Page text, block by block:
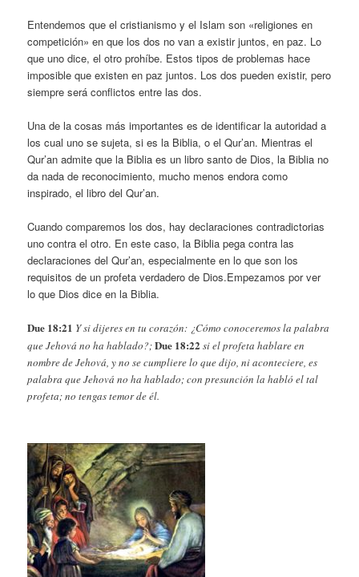
Entendemos que el cristianismo y el Islam son «religiones en
competición» en que los dos no van a existir juntos, en paz. Lo
que uno dice, el otro prohíbe. Estos tipos de problemas hace
imposible que existen en paz juntos. Los dos pueden existir, pero
siempre será conflictos entre las dos.
Una de la cosas más importantes es de identificar la autoridad a
los cual uno se sujeta, si es la Biblia, o el Qur’an. Mientras el
Qur’an admite que la Biblia es un libro santo de Dios, la Biblia no
da nada de reconocimiento, mucho menos endora como
inspirado, el libro del Qur’an.
Cuando comparemos los dos, hay declaraciones contradictorias
uno contra el otro. En este caso, la Biblia pega contra las
declaraciones del Qur’an, especialmente en lo que son los
requisitos de un profeta verdadero de Dios.Empezamos por ver
lo que Dios dice en la Biblia.
Due 18:21 Y si dijeres en tu corazón: ¿Cómo conoceremos la palabra
que Jehová no ha hablado?;Due 18:22 si el profeta hablare en
nombre de Jehová, y no se cumpliere lo que dijo, ni aconteciere, es
palabra que Jehová no ha hablado; con presunción la habló el tal
profeta; no tengas temor de él.